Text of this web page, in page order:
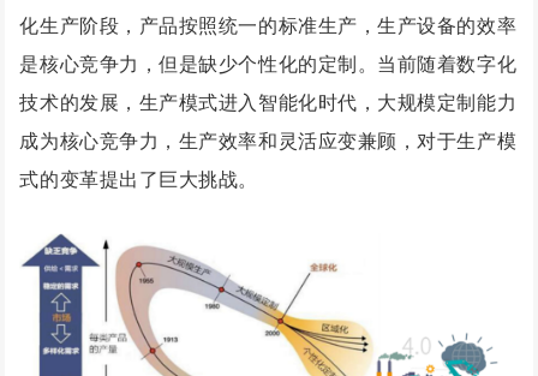
化生产阶段，产品按照统一的标准生产，生产设备的效率
是核心竞争力，但是缺少个性化的定制。当前随着数字化
技术的发展，生产模式进入智能化时代，大规模定制能力
成为核心竞争力，生产效率和灵活应变兼顾，对于生产模
式的变革提出了巨大挑战。